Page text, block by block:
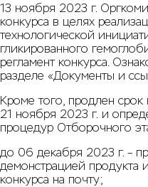
13 ноября 2023 г.
конкурса в целях
технологической
гликированного
регламент конкурса.
разделе «Документы и
Кроме того, продлен срок
21 ноября 2023 г. и
процедур Отборочного
до 06 декабря 2023 г. –
демонстрацией продукта
конкурса на почту;